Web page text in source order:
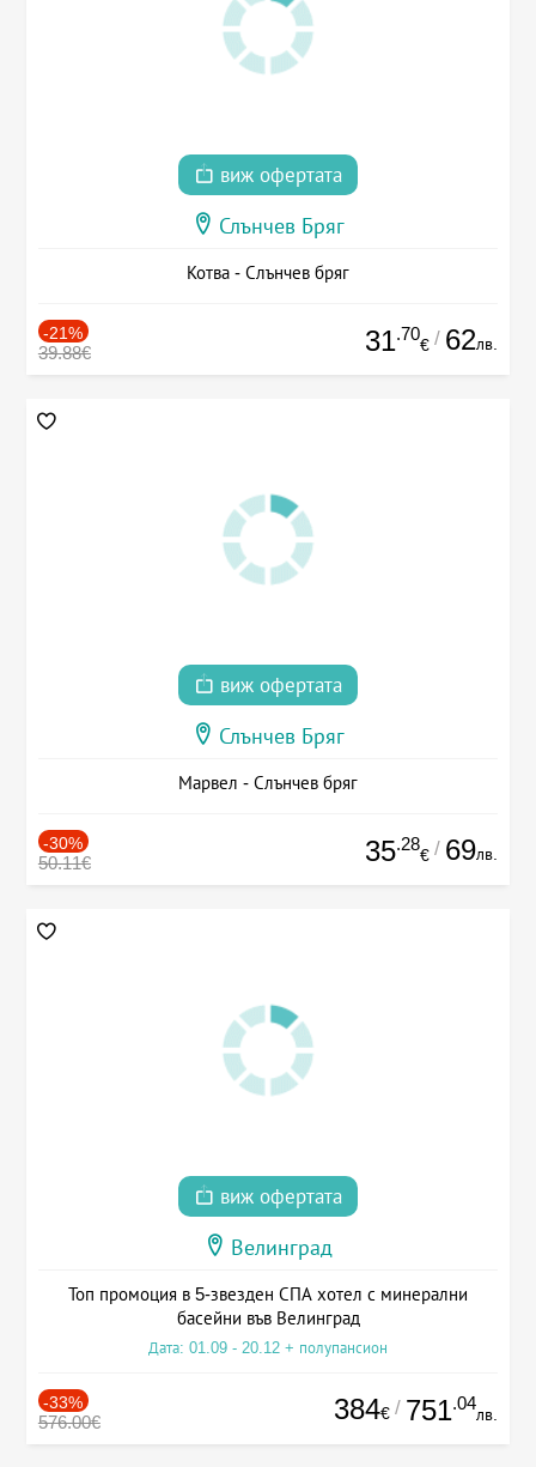
виж офертата
Слънчев Бряг
Котва - Слънчев бряг
-21%
39.88€ 31.70
€ / 62лв.
виж офертата
Слънчев Бряг
Марвел - Слънчев бряг
-30%
50.11€ 35.28
€ / 69лв.
виж офертата
Велинград
Топ промоция в 5-звезден СПА хотел с минерални
басейни във Велинград
Дата: 01.09 - 20.12 + полупансион
-33%
576.00€ 384€ / 751.04
лв.